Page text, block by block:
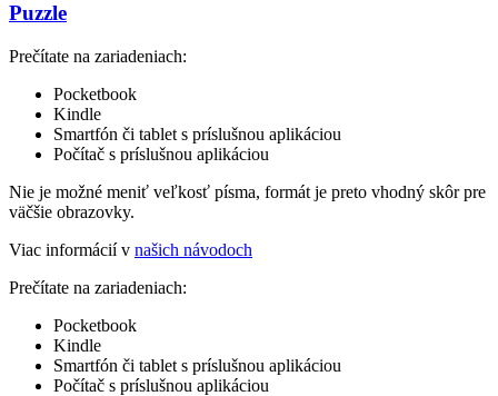
Puzzle
Prečítate na zariadeniach:
Pocketbook
Kindle
Smartfón či tablet s príslušnou aplikáciou
Počítač s príslušnou aplikáciou
Nie je možné meniť veľkosť písma, formát je preto vhodný skôr pre
väčšie obrazovky.
Viac informácií v našich návodoch
Prečítate na zariadeniach:
Pocketbook
Kindle
Smartfón či tablet s príslušnou aplikáciou
Počítač s príslušnou aplikáciou